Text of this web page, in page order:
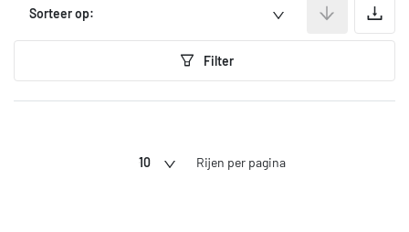
Sorteer op:
Filter
10 Rijen per pagina